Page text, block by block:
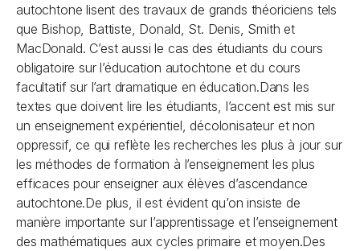
autochtone lisent des travaux de grands théoriciens tels
que Bishop, Battiste, Donald, St. Denis, Smith et
MacDonald. C’est aussi le cas des étudiants du cours
obligatoire sur l’éducation autochtone et du cours
facultatif sur l’art dramatique en éducation.Dans les
textes que doivent lire les étudiants, l’accent est mis sur
un enseignement expérientiel, décolonisateur et non
oppressif, ce qui reflète les recherches les plus à jour sur
les méthodes de formation à l’enseignement les plus
efficaces pour enseigner aux élèves d’ascendance
autochtone.De plus, il est évident qu’on insiste de
manière importante sur l’apprentissage et l’enseignement
des mathématiques aux cycles primaire et moyen.Des